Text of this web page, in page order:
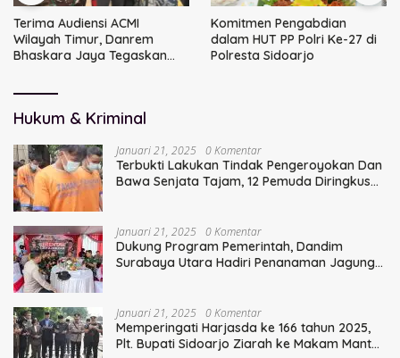
Terima Audiensi ACMI
Wilayah Timur, Danrem
Bhaskara Jaya Tegaskan
Komitmen Pengabdian
dalam HUT PP Polri Ke-27 di
Polresta Sidoarjo
Hukum & Kriminal
Januari 21, 2025 0 Komentar
Terbukti Lakukan Tindak Pengeroyokan Dan
Bawa Senjata Tajam, 12 Pemuda Diringkus
Januari 21, 2025 0 Komentar
Dukung Program Pemerintah, Dandim
Surabaya Utara Hadiri Penanaman Jagung
Januari 21, 2025 0 Komentar
Memperingati Harjasda ke 166 tahun 2025,
Plt. Bupati Sidoarjo Ziarah ke Makam Mantan